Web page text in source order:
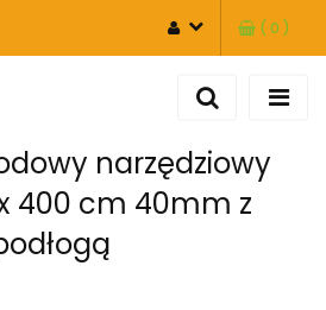
ZALOGUJ SIĘ
DODAJ ZGŁOSZENIE
( 0 )
narzędziowy
400 cm 40mm z